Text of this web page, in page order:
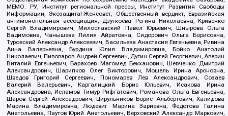
МЕМО. РУ, Институт региональной прессы, Институт Развития Свободы
Информации, Экозащита!-Женсовет, Общественный вердикт, Евразийская
антимонопольная ассоциация, Дзугкоева Регина Николаевна, Кривенко
Сергей Владимирович, Милославский Павел Юрьевич, Шнырова Ольга
Вадимовна, Чанышева Лилия Айратовна, Сидорович Ольга Борисовна,
Туровский Александр Алексеевич, Васильева Анастасия Евгеньевна, Ривина
Анна Валерьевна, Бурдина Юлия Владимировна, Бойко Анатолий
Николаевич, Пивоваров Андрей Сергеевич, Дугин Сергей Георгиевич, Аверин
Виталий Евгеньевич, Барахоев Магомед Бекханович, Шевченко Дмитрий
Александрович, Шарипков Олег Викторович, Мошель Ирина Ароновна,
Шведов Григорий Сергеевич, Пономарев Лев Александрович, Созаев
Валерий Валерьевич, Каргалицкий Борис Юльевич, Исакова Ирина
Александровна, Исламов Тимур Рифгатович, Романова Ольга Евгеньевна,
Щаров Сергей Алексадрович, Цирульников Борис Альбертович, Халидова
Марина Владимировна, Людевиг Марина Зариевна, Федотова Галина
Анатольевна, Паутов Юрий Анатольевич, Верховский Александр Маркович,